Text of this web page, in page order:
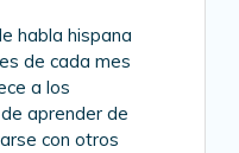
habla hispana
de cada mes
a los
aprender de
con otros